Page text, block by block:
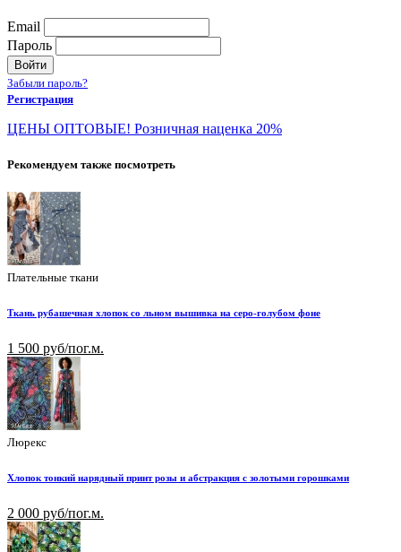
Email
Пароль
Войти
Забыли пароль?
Регистрация
ЦЕНЫ ОПТОВЫЕ! Розничная наценка 20%
Рекомендуем также посмотреть
Плательные ткани
Ткань рубашечная хлопок со льном вышивка на серо-голубом фоне
1 500 руб/пог.м.
Люрекс
Хлопок тонкий нарядный принт розы и абстракция с золотыми горошками
2 000 руб/пог.м.